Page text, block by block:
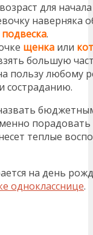
для
наверняка
подвеска.
щенка или
большую
любому
состраданию.
теплые
на день
однокласснице.